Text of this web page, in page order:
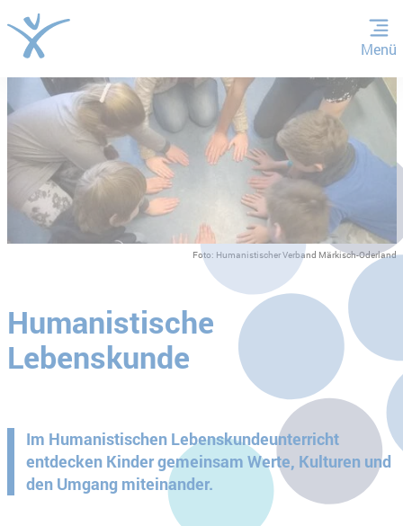
ZUM HAUPTINHALT SPRINGEN
ZUR SUCHE SPRINGEN
Menü
Foto: Humanistischer Verband Märkisch-Oderland
Humanistische
Lebenskunde
Im Humanistischen Lebenskundeunterricht
entdecken Kinder gemeinsam Werte, Kulturen und
den Umgang miteinander.